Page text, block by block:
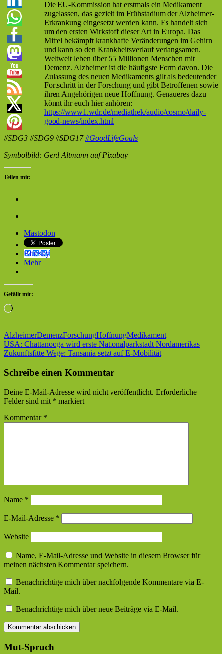
Die EU-Kommission hat erstmals ein Medikament
zugelassen, das gezielt im Frühstadium der Alzheimer-
Erkrankung eingesetzt werden kann. Es handelt sich
um den ersten Wirkstoff dieser Art in Europa. Das
Mittel bekämpft krankhafte Veränderungen im Gehirn
und kann so den Krankheitsverlauf verlangsamen.
Weltweit leben über 55 Millionen Menschen mit
Demenz. Alzheimer ist die häufigste Form davon. Die
Zulassung des neuen Medikaments gilt als bedeutender
Fortschritt in der Forschung und gibt Betroffenen sowie
ihren Angehörigen neue Hoffnung. Genaueres dazu
könnt ihr euch hier anhören:
https://www1.wdr.de/mediathek/audio/cosmo/daily-
good-news/index.html
#SDG3 #SDG9 #SDG17#GoodLifeGoals
Symbolbild: Gerd Altmann auf Pixabay
Teilen mit:
Mastodon
Bluesky
Mehr
Gefällt mir:
Wird
AlzheimerDemenzForschungHoffnungMedikament
Beitragsnavigation
Vorheriger
Beitrag:
USA: Chattanooga wird erste Nationalparkstadt Nordamerikas
Nächster
Zukunftsfitte Wege: Tansania setzt auf E-Mobilität
Schreibe einen Kommentar
Deine E-Mail-Adresse wird nicht veröffentlicht. Erforderliche
Felder sind mit * markiert
Kommentar *
Name *
E-Mail-Adresse *
Website
Name, E-Mail-Adresse und Website in diesem Browser für
meinen nächsten Kommentar speichern.
Benachrichtige mich über nachfolgende Kommentare via E-
Mail.
Benachrichtige mich über neue Beiträge via E-Mail.
Mut-Spruch